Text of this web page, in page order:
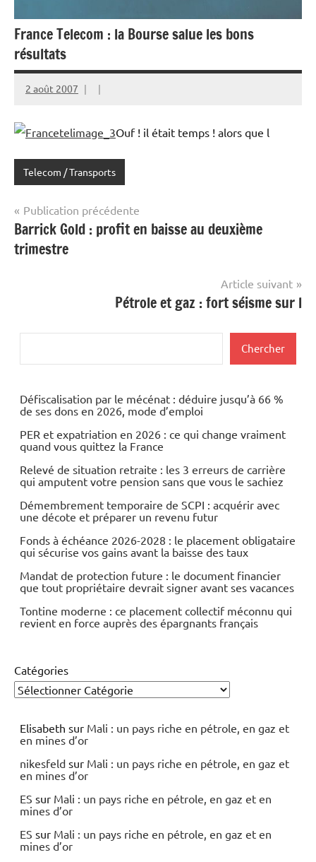
France Telecom : la Bourse salue les bons
résultats
2 août 2007
Ouf ! il était temps ! alors que l
Telecom / Transports
Navigation
de
l’article
Publication précédente
Barrick Gold : profit en baisse au deuxième
trimestre
Article suivant
Pétrole et gaz : fort séisme sur l
Chercher
Défiscalisation par le mécénat : déduire jusqu’à 66 %
de ses dons en 2026, mode d’emploi
PER et expatriation en 2026 : ce qui change vraiment
quand vous quittez la France
Relevé de situation retraite : les 3 erreurs de carrière
qui amputent votre pension sans que vous le sachiez
Démembrement temporaire de SCPI : acquérir avec
une décote et préparer un revenu futur
Fonds à échéance 2026-2028 : le placement obligataire
qui sécurise vos gains avant la baisse des taux
Mandat de protection future : le document financier
que tout propriétaire devrait signer avant ses vacances
Tontine moderne : ce placement collectif méconnu qui
revient en force auprès des épargnants français
Catégories
Elisabeth sur Mali : un pays riche en pétrole, en gaz et
en mines d’or
nikesfeld sur Mali : un pays riche en pétrole, en gaz et
en mines d’or
ES sur Mali : un pays riche en pétrole, en gaz et en
mines d’or
ES sur Mali : un pays riche en pétrole, en gaz et en
mines d’or